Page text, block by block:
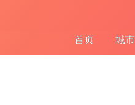
首页 城市